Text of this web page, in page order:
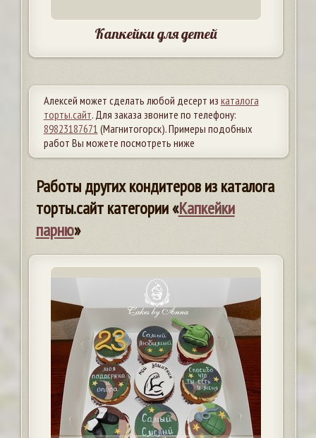
Капкейки для детей
Алексей может сделать любой десерт из каталога
торты.сайт. Для заказа звоните по телефону:
89823187671 (Магнитогорск). Примеры подобных
работ Вы можете посмотреть ниже
Работы других кондитеров из каталога
торты.сайт категории «Капкейки
парню»